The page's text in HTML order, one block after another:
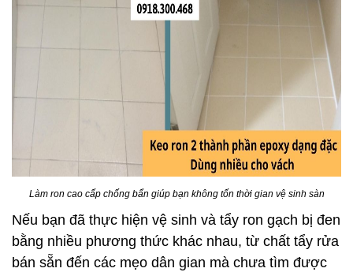
Làm ron cao cấp chống bẩn giúp bạn không tốn thời gian vệ sinh sàn
Nếu bạn đã thực hiện vệ sinh và tẩy ron gạch bị đen
bằng nhiều phương thức khác nhau, từ chất tẩy rửa
bán sẵn đến các mẹo dân gian mà chưa tìm được